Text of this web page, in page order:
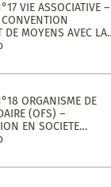
VIE ASSOCIATIVE –
DE MOYENS AVEC LA
DES
POUR L’ANNEE
PARTENARIAT SIGNEE
ORGANISME DE
(OFS) –
EN SOCIETE
COLLECTIF
–